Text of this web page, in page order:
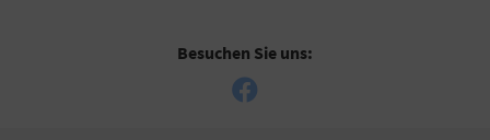
Besuchen Sie uns: